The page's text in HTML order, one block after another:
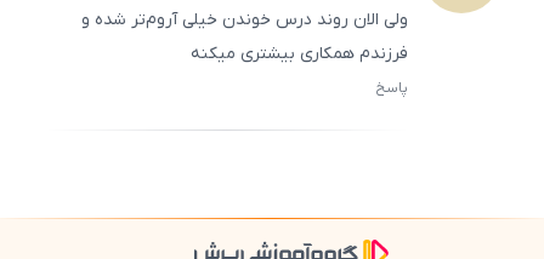
ولی الان روند درس خوندن خیلی آروم‌تر شده و
فرزندم همکاری بیشتری میکنه
پاسخ